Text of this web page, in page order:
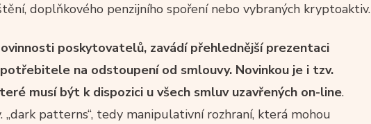
doplňkového penzijního spoření nebo vybraných kryptoaktiv.
poskytovatelů, zavádí přehlednější prezentaci
na odstoupení od smlouvy. Novinkou je i tzv.
musí být k dispozici u všech smluv uzavřených on-line.
„dark patterns“, tedy manipulativní rozhraní, která mohou